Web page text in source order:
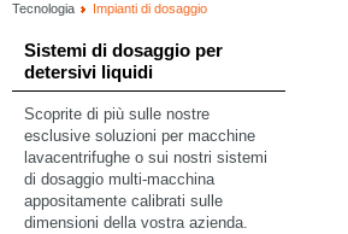
Tecnologia Impianti di dosaggio
Sistemi di dosaggio per
detersivi liquidi
Scoprite di più sulle nostre
esclusive soluzioni per macchine
lavacentrifughe o sui nostri sistemi
di dosaggio multi-macchina
appositamente calibrati sulle
dimensioni della vostra azienda.